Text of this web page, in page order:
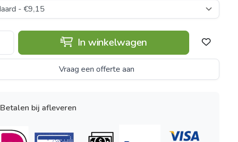
In winkelwagen
Vraag een offerte aan
Betalen bij afleveren